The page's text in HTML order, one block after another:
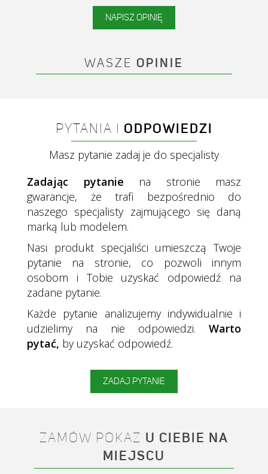
NAPISZ OPINIĘ
WASZE OPINIE
PYTANIA I ODPOWIEDZI
Masz pytanie zadaj je do specjalisty
Zadając pytanie na stronie masz
gwarancje, że trafi bezpośrednio do
naszego specjalisty zajmującego się daną
marką lub modelem.
Nasi produkt specjaliści umieszczą Twoje
pytanie na stronie, co pozwoli innym
osobom i Tobie uzyskać odpowiedź na
zadane pytanie.
Każde pytanie analizujemy indywidualnie i
udzielimy na nie odpowiedzi. Warto
pytać, by uzyskać odpowiedź.
ZADAJ PYTANIE
ZAMÓW POKAZ U CIEBIE NA
MIEJSCU